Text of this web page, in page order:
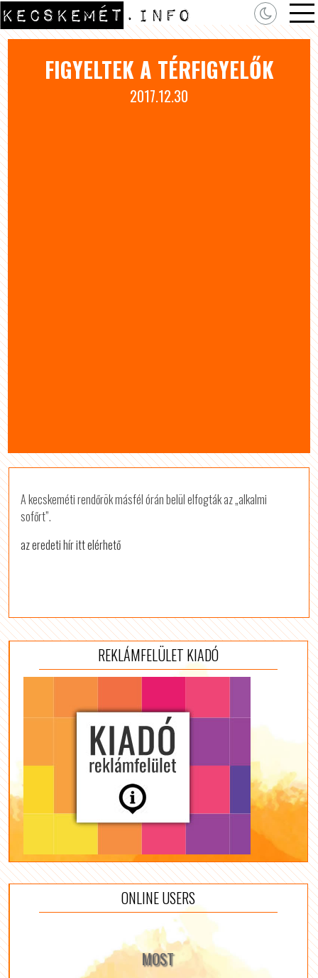
FIGYELTEK A TÉRFIGYELŐK
2017.12.30
A kecskeméti rendőrök másfél órán belül elfogták az „alkalmi
sofőrt”.
az eredeti hír itt elérhető
REKLÁMFELÜLET KIADÓ
ONLINE USERS
MOST